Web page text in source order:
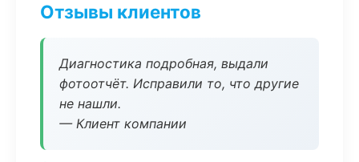
Отзывы клиентов
Диагностика подробная, выдали
фотоотчёт. Исправили то, что другие
не нашли.
— Клиент компании